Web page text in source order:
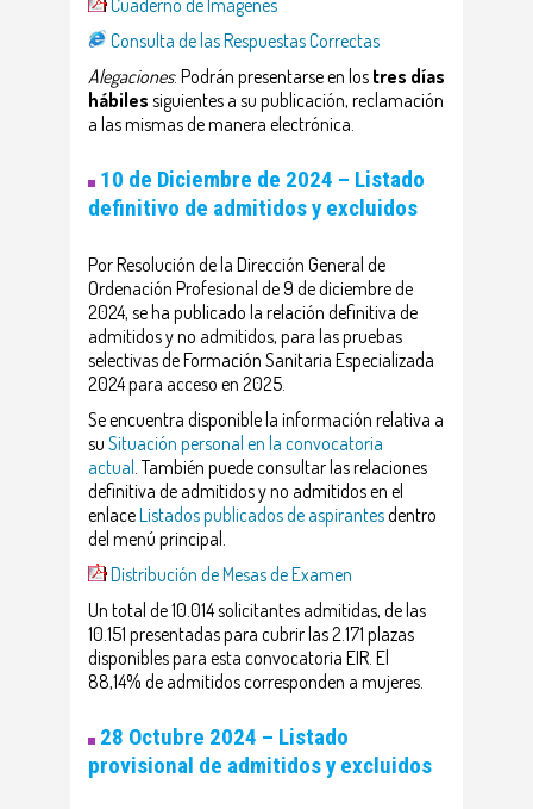
Cuaderno de Imágenes
Consulta de las Respuestas Correctas
Alegaciones: Podrán presentarse en los tres días
hábiles siguientes a su publicación, reclamación
a las mismas de manera electrónica.
10 de Diciembre de 2024 – Listado
definitivo de admitidos y excluidos
Por Resolución de la Dirección General de
Ordenación Profesional de 9 de diciembre de
2024, se ha publicado la relación definitiva de
admitidos y no admitidos, para las pruebas
selectivas de Formación Sanitaria Especializada
2024 para acceso en 2025.
Se encuentra disponible la información relativa a
su Situación personal en la convocatoria
actual. También puede consultar las relaciones
definitiva de admitidos y no admitidos en el
enlaceListados publicados de aspirantesdentro
del menú principal.
Distribución de Mesas de Examen
Un total de 10.014 solicitantes admitidas, de las
10.151 presentadas para cubrir las 2.171 plazas
disponibles para esta convocatoria EIR. El
88,14% de admitidos corresponden a mujeres.
28 Octubre 2024 – Listado
provisional de admitidos y excluidos